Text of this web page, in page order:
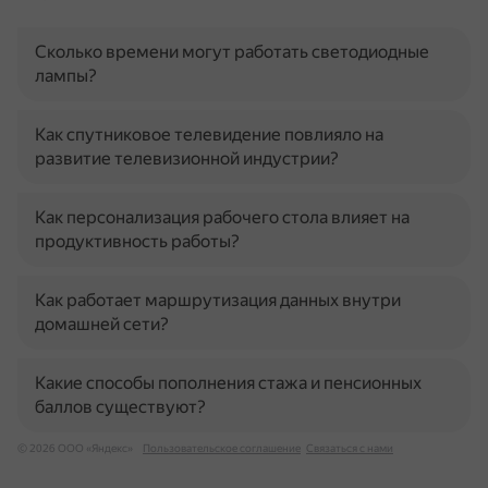
Сколько времени могут работать светодиодные
лампы?
Как спутниковое телевидение повлияло на
развитие телевизионной индустрии?
Как персонализация рабочего стола влияет на
продуктивность работы?
Как работает маршрутизация данных внутри
домашней сети?
Какие способы пополнения стажа и пенсионных
баллов существуют?
© 2026 ООО «Яндекс» Пользовательское соглашение Связаться с нами